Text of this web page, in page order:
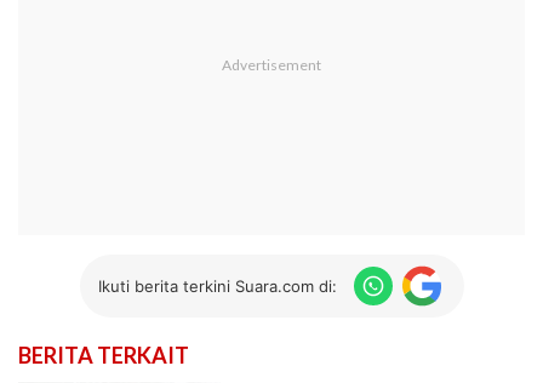
Ikuti berita terkini Suara.com di:
BERITA TERKAIT